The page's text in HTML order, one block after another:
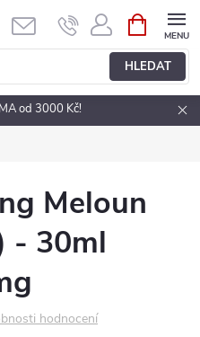
HLEDAT
NÁKUPNÍ
KOŠÍK
od 3000 Kč!
Meloun
- 30ml
hodnocení